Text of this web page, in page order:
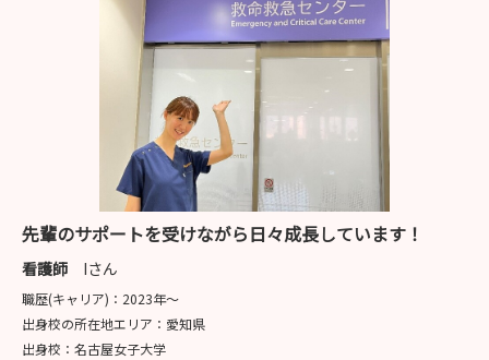
参加者皆様に交通費の支給、1日参加の方に、美味しいお
弁当をご用意します！！
ぜひこの機会に当院の「院内就職説明会」にご参加くださ
インターンシップにご参加いただいた方も大歓迎です！
少しでも興味のある方はぜひご応募ください。
皆さまのご参加お待ちしております♪
先輩のサポートを受けながら日々成長しています！
看護師 Iさん
職歴(キャリア)： 2023年〜
出身校の所在地エリア： 愛知県
出身校： 名古屋女子大学